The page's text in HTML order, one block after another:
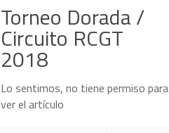
Torneo Dorada /
Circuito RCGT
2018
Lo sentimos, no tiene permiso para
ver el artículo